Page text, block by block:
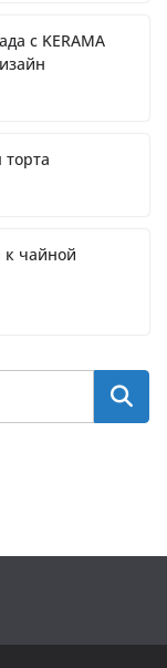
с KERAMA
торта
к чайной